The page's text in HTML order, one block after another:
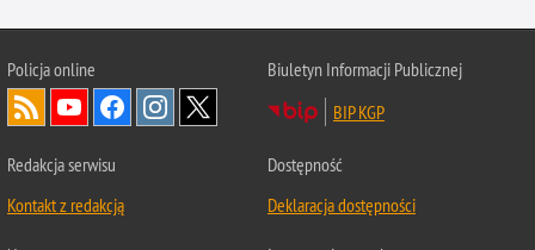
Policjaonline
Biuletyn Informacji Publicznej
BIP KGP
Redakcja serwisu
Kontakt z redakcją
Dostępność
Deklaracja dostępności